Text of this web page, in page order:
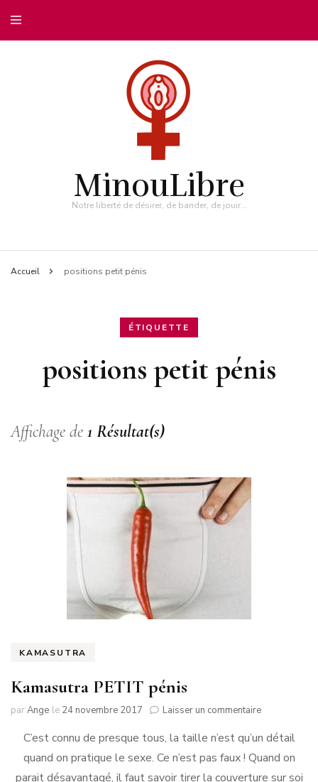
MinouLibre
Notre liberté de désirer, de bander, de jouir…
Accueil positions petit pénis
ÉTIQUETTE
positions petit pénis
Affichage de 1 Résultat(s)
KAMASUTRA
Kamasutra PETIT pénis
parAnge le 24 novembre 2017 Laisser un commentairesur
PETIT
pénis
C’est connu de presque tous, la taille n’est qu’un détail
quand on pratique le sexe. Ce n’est pas faux ! Quand on
parait désavantagé, il faut savoir tirer la couverture sur soi